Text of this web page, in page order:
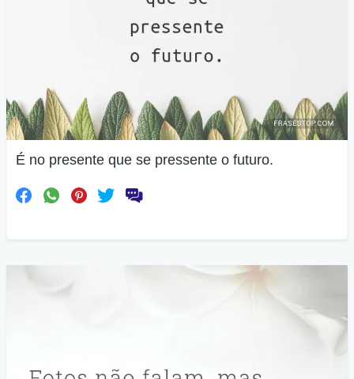
É no presente que se pressente o futuro.